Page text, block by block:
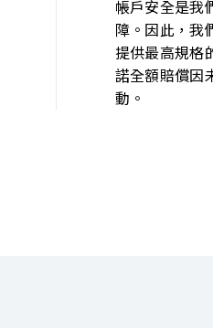
帳戶安全是我
障。因此，我
提供最高規格
諾全額賠償因
動。